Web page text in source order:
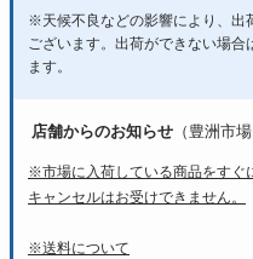
※天候不良などの影響により、出
ございます。出荷ができない場合
ます。
店舗からのお知らせ （豊洲市
※市場に入荷している商品をすぐ
キャンセルはお受けできません。
※送料について